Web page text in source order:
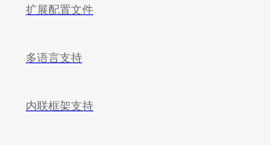
扩展配置文件
多语言支持
内联框架支持